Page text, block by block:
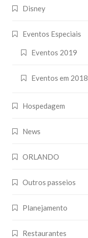
Disney
Eventos Especiais
Eventos 2019
Eventos em 2018
Hospedagem
News
ORLANDO
Outros passeios
Planejamento
Restaurantes